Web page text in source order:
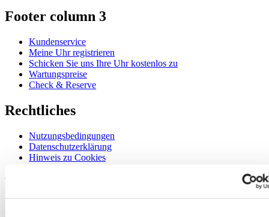
Footer column 3
Kundenservice
Meine Uhr registrieren
Schicken Sie uns Ihre Uhr kostenlos zu
Wartungspreise
Check & Reserve
Rechtliches
Nutzungsbedingungen
Datenschutzerklärung
Hinweis zu Cookies
Willkommen im CERTINA Club